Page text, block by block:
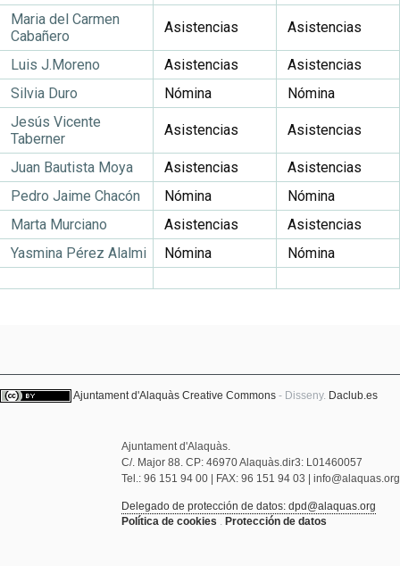
Maria del Carmen
Cabañero
Asistencias Asistencias
Luis J.Moreno Asistencias
Asistencias
Silvia Duro
Nómina
Nómina
Jesús Vicente
Taberner
Asistencias Asistencias
Juan Bautista Moya Asistencias
Asistencias
Pedro Jaime Chacón
Nómina
Nómina
Marta Murciano
Asistencias
Asistencias
Yasmina Pérez Alalmi
Nómina Nómina
Ajuntament d'Alaquàs Creative Commons - Disseny. Daclub.es
Ajuntament d'Alaquàs.
C/. Major 88. CP: 46970 Alaquàs.dir3: L01460057
Tel.: 96 151 94 00 | FAX: 96 151 94 03 | info@alaquas.org
Delegado de protección de datos: dpd@alaquas.org
Política de cookies . Protección de datos